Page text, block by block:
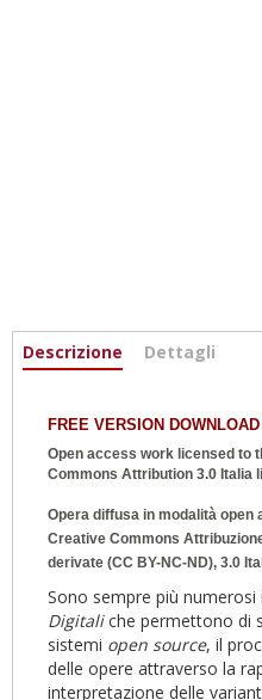
Informazioni
Descrizione (scheda
Dettagli
FREE VERSION DOWNLOAD
Open access work licensed to
Commons Attribution 3.0 Italia
Opera diffusa in modalità
Creative Commons
derivate (CC BY-NC-ND), 3.0
Sono sempre più numerosi
Digitaliche permettono di
sistemi open source, il
delle opere attraverso la
interpretazione delle